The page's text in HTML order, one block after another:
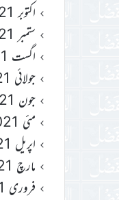
اکتوبر 2021
ستمبر 2021
اگست 2021
جولائی 2021
جون 2021
مئی 2021
اپریل 2021
مارچ 2021
فروری 2021